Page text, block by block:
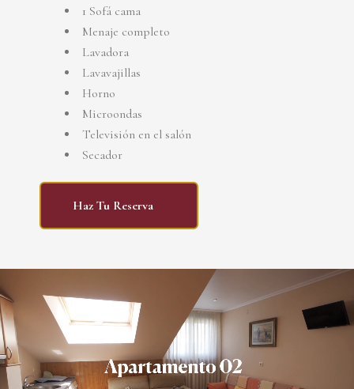
1 Sofá cama
Menaje completo
Lavadora
Lavavajillas
Horno
Microondas
Televisión en el salón
Secador
Haz Tu Reserva